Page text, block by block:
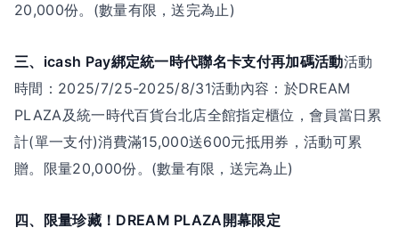
20,000份。(數量有限，送完為止)
三、icash Pay綁定統一時代聯名卡支付再加碼活動活動
時間：2025/7/25-2025/8/31活動內容：於DREAM
PLAZA及統一時代百貨台北店全館指定櫃位，會員當日累
計(單一支付)消費滿15,000送600元抵用券，活動可累
贈。限量20,000份。(數量有限，送完為止)
四、限量珍藏！DREAM PLAZA開幕限定